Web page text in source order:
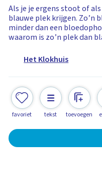
Als je je ergens stoot of
blauwe plek krijgen. Zo’n
minder dan een
waarom is zo’n plek dan
Het Klokhuis
favoriet tekst toevoegen